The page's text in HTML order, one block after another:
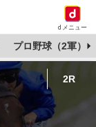
dメニュー
プロ野球（2軍）
2R